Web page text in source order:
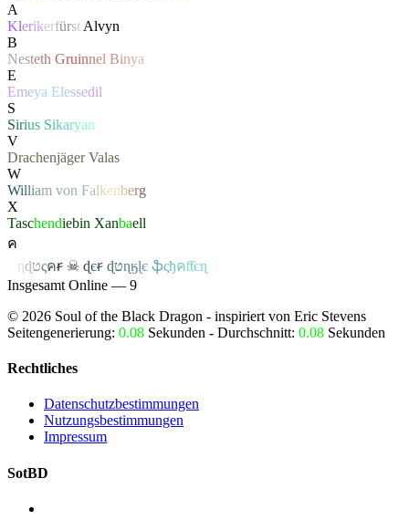
A
Klerikerfürst Alvyn
B
Nesteth Gruinnel Binya
E
Emeya Elessedil
S
Sirius Sikaryan
V
Drachenjäger Valas
W
William von Falkenberg
X
Taschendiebin Xanbaell
ค
ɳɖטςคꞧ ☠ ɖєꞧ ɖטɳӄɭє ֆςђคƭƭєɳ
Insgesamt Online — 9
© 2026 Soul of the Black Dragon - inspiriert von Eric Stevens
Seitengenerierung: 0.08 Sekunden - Durchschnitt: 0.08 Sekunden
Rechtliches
Datenschutzbestimmungen
Nutzungsbestimmungen
Impressum
SotBD